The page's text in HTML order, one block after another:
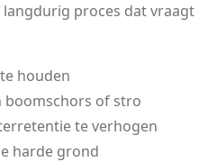
proces dat
houden
boomschors of stro
te verhogen
harde grond